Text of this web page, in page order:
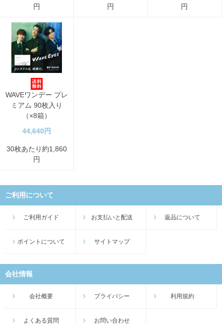
円
円
円
WAVEワンデー プレ
ミアム 90枚入り
（×8箱）
44,640円
30枚あたり約1,860
円
ご利用について
ご利用ガイド お支払いと配送 返品について
ポイントについて サイトマップ
会社情報
会社概要 プライバシー 利用規約
よくある質問 お問い合わせ